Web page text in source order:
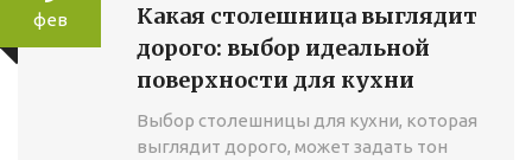
фев
Какая столешница выглядит
дорого: выбор идеальной
поверхности для кухни
Выбор столешницы для кухни, которая
выглядит дорого, может задать тон